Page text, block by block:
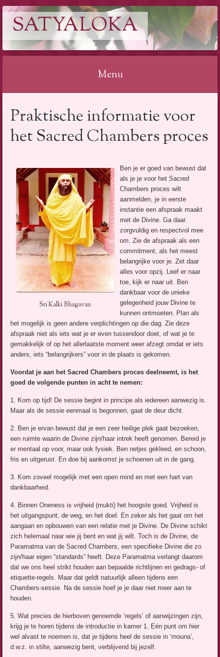
SATYALOKA
Menu
naar
inhoud
Praktische informatie voor
het Sacred Chambers proces
Sri Kalki Bhagavan
Ben je er goed van bewust dat
als je je voor het Sacred
Chambers proces wilt
aanmelden, je in eerste
instantie een afspraak maakt
met de Divine. Ga daar
zorgvuldig en respectvol mee
om. Zie de afspraak als een
commitment, als het meest
belangrijke voor je. Zet daar
alles voor opzij. Leef er naar
toe, kijk er naar uit. Ben
dankbaar voor de unieke
gelegenheid jouw Divine te
kunnen ontmoeten. Plan als
het mogelijk is geen andere verplichtingen op die dag. Zie deze
afspraak niet als iets wat je er even tussendoor doet, of wat je te
gemakkelijk of op het allerlaatste moment weer afzegt omdat er iets
anders, iets “belangrijkers” voor in de plaats is gekomen.
Voordat je aan het Sacred Chambers proces deelneemt, is het
goedde volgende punten in acht te nemen:
1. Kom op tijd! De sessie begint in principe als iedereen aanwezig is.
Maar als de sessie eenmaal is begonnen, gaat de deur dicht.
2. Ben je ervan bewust dat je een zeer heilige plek gaat bezoeken,
een ruimte waarin de Divine zijn/haar intrek heeft genomen. Bereid je
er mentaal op voor, maar ook fysiek. Ben netjes gekleed, en schoon,
fris en uitgerust. En doe bij aankomst je schoenen uit in de gang.
3. Kom zoveel mogelijk met een open mind en met een hart van
dankbaarheid.
4. Binnen Oneness is vrijheid (mukti) het hoogste goed. Vrijheid is
het uitgangspunt, de weg, en het doel. En zeker als het gaat om het
aangaan en opbouwen van een relatie met je Divine. De Divine schikt
zich helemaal naar wie jij bent en wat jij wilt. Toch is de Divine, de
Paramatma van de Sacred Chambers, een specifieke Divine die zo
zijn/haar eigen “standards” heeft. Deze Paramatma verlangt daarom
dat we ons heel strikt houden aan bepaalde richtlijnen en gedrags- of
etiquette-regels. Maar dat geldt natuurlijk alleen tijdens een
Chambers-sessie. Na de sessie hoef je je daar niet meer aan te
houden.
5. Wat precies de hierboven genoemde ‘regels’ of aanwijzingen zijn,
krijg je te horen tijdens de introductie in kamer 1. Eén punt om hier
wel alvast te noemen is, dat je tijdens heel de sessie in ‘mouna’,
d.w.z. in stilte, aanwezig bent, verblijvend bij jezelf.